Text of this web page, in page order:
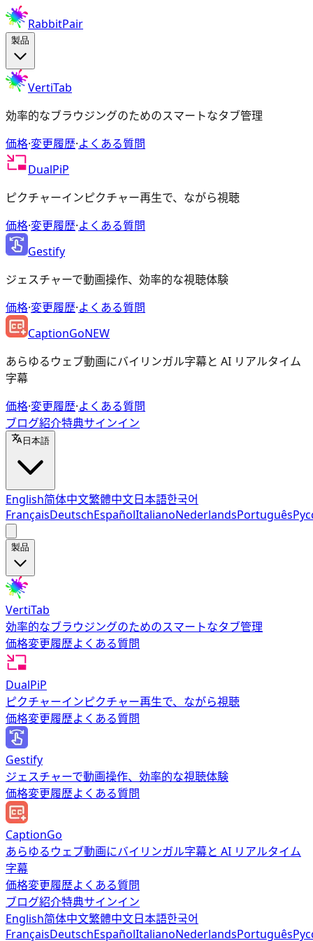
RabbitPair
製品
VertiTab
効率的なブラウジングのためのスマートなタブ管理
価格·変更履歴·よくある質問
DualPiP
ピクチャーインピクチャー再生で、ながら視聴
価格·変更履歴·よくある質問
Gestify
ジェスチャーで動画操作、効率的な視聴体験
価格·変更履歴·よくある質問
CaptionGoNEW
あらゆるウェブ動画にバイリンガル字幕と AI リアルタイム
字幕
価格·変更履歴·よくある質問
ブログ紹介特典サインイン
日本語
English简体中文繁體中文日本語한국어
FrançaisDeutschEspañolItalianoNederlandsPortuguês
製品
VertiTab
効率的なブラウジングのためのスマートなタブ管理
価格変更履歴よくある質問
DualPiP
ピクチャーインピクチャー再生で、ながら視聴
価格変更履歴よくある質問
Gestify
ジェスチャーで動画操作、効率的な視聴体験
価格変更履歴よくある質問
CaptionGo
あらゆるウェブ動画にバイリンガル字幕と AI リアルタイム
字幕
価格変更履歴よくある質問
ブログ紹介特典サインイン
English简体中文繁體中文日本語한국어
FrançaisDeutschEspañolItalianoNederlandsPortuguês